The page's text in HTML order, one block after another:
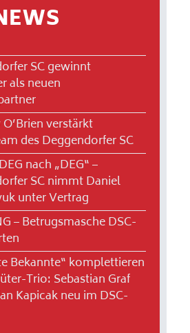
SC gewinnt
als neuen
verstärkt
des Deggendorfer SC
nach „DEG“ –
SC nimmt Daniel
unter Vertrag
– Betrugsmasche DSC-
Bekannte“ komplettieren
Trio: Sebastian Graf
Kapicak neu im DSC-